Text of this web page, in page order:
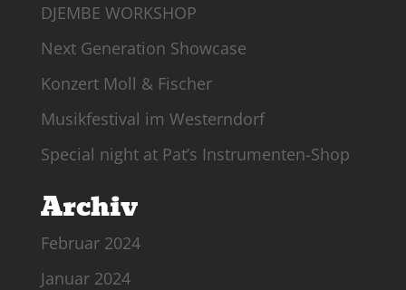
DJEMBE WORKSHOP
Next Generation Showcase
Konzert Moll & Fischer
Musikfestival im Westerndorf
Special night at Pat’s Instrumenten-Shop
Archiv
Februar 2024
Januar 2024